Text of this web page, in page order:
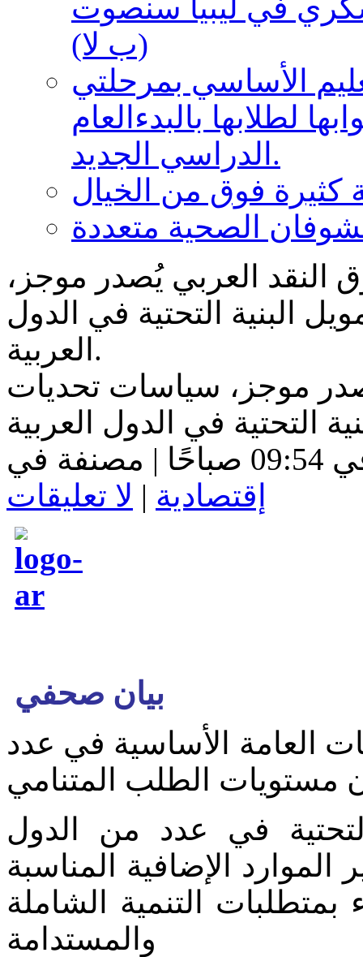
في ليبيا سنصوت
(ب لا)
الأساسي بمرحلتي
لطلابها بالبدءالعام
الدراسي الجديد.
الصحية متعددة
النقد العربي يُصدر موجز،
البنية التحتية في الدول
العربية.
موجز، سياسات تحديات
إقتصادية | لا تعليقات
بيان صحفي
العامة الأساسية في عدد
مستويات الطلب المتنامي
في عدد من الدول
الإضافية المناسبة
بمتطلبات التنمية الشاملة
والمستدامة